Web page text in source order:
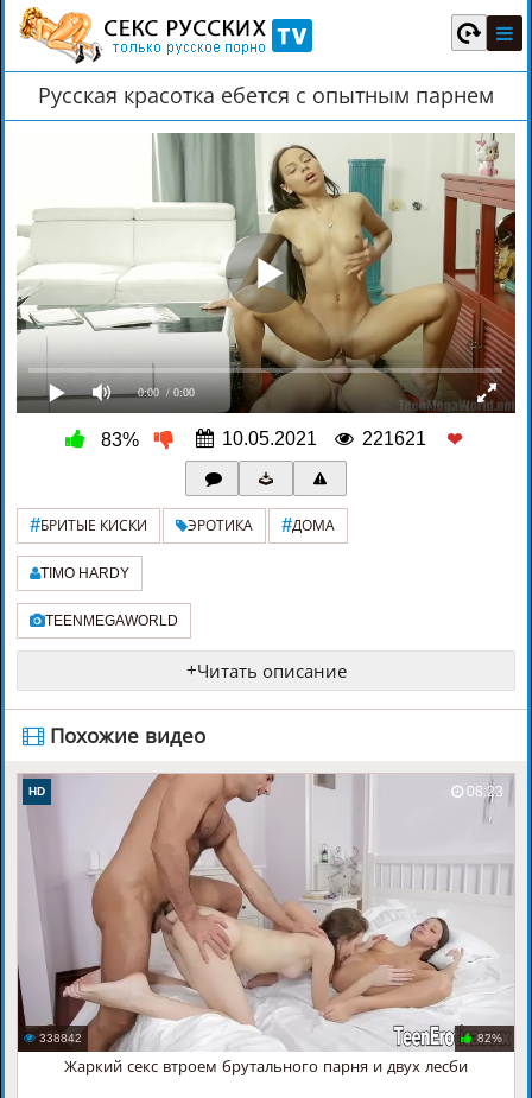
Русская красотка ебется с опытным парнем
0:00 / 0:00
83% 10.05.2021 221621 ❤
#БРИТЫЕ КИСКИ ЭРОТИКА #ДОМА
TIMO HARDY
TEENMEGAWORLD
+Читать описание
️ Похожие видео
338842 82%
Жаркий секс втроем брутального парня и двух лесби
HD 08:23